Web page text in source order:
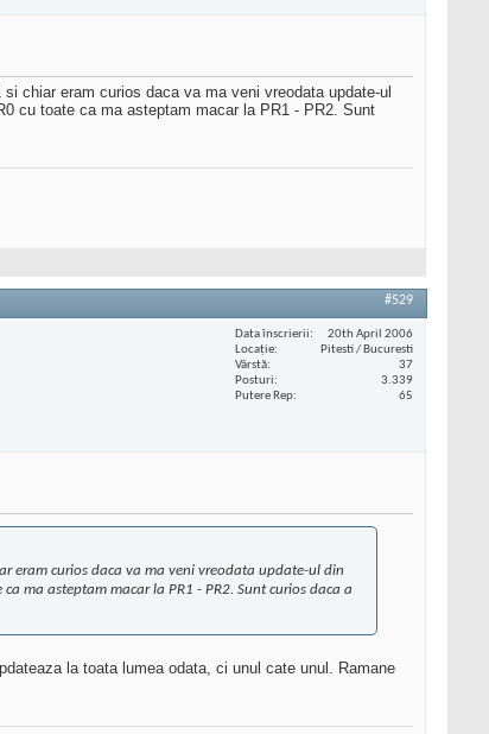
chiar eram curios daca va ma veni vreodata update-ul
cu toate ca ma asteptam macar la PR1 - PR2. Sunt
#529
Data înscrierii
20th April 2006
Locaţie
Pitesti / Bucuresti
Vârstă
37
Posturi
3.339
Putere Rep
65
eram curios daca va ma veni vreodata update-ul din
ma asteptam macar la PR1 - PR2. Sunt curios daca a
la toata lumea odata, ci unul cate unul. Ramane